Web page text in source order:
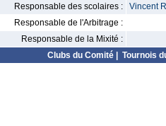
Responsable des scolaires :
Vincent
Responsable de l'Arbitrage :
Responsable de la Mixité :
Clubs du Comité| Tournois